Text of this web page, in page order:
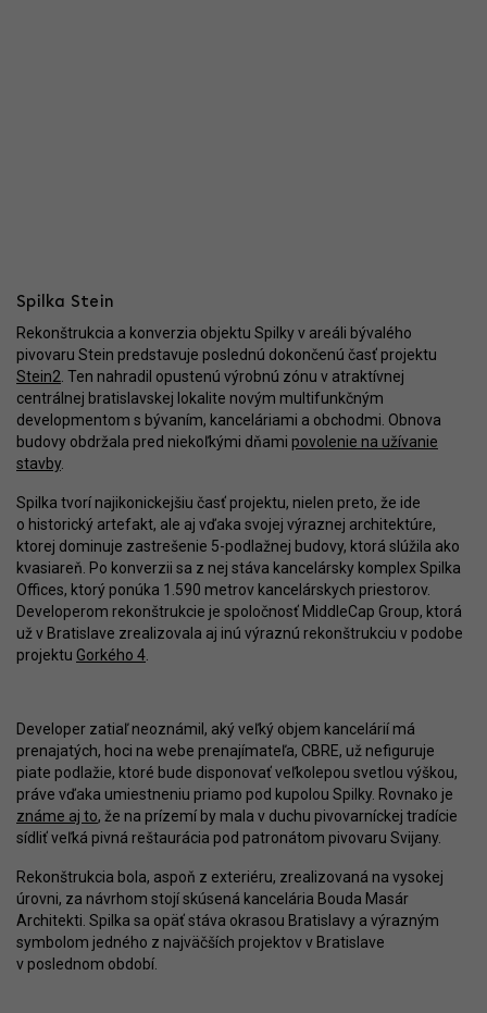
Spilka Stein
Rekonštrukcia a konverzia objektu Spilky v areáli bývalého
pivovaru Stein predstavuje poslednú dokončenú časť projektu
Stein2 . Ten nahradil opustenú výrobnú zónu v atraktívnej
centrálnej bratislavskej lokalite novým multifunkčným
developmentom s bývaním, kanceláriami a obchodmi. Obnova
budovy obdržala pred niekoľkými dňami povolenie na užívanie
stavby.
Spilka tvorí najikonickejšiu časť projektu, nielen preto, že ide
o historický artefakt, ale aj vďaka svojej výraznej architektúre,
ktorej dominuje zastrešenie 5-podlažnej budovy, ktorá slúžila ako
kvasiareň. Po konverzii sa z nej stáva kancelársky komplex Spilka
Offices, ktorý ponúka 1.590 metrov kancelárskych priestorov.
Developerom rekonštrukcie je spoločnosť MiddleCap Group, ktorá
už v Bratislave zrealizovala aj inú výraznú rekonštrukciu v podobe
projektu Gorkého 4
Developer zatiaľ neoznámil, aký veľký objem kancelárií má
prenajatých, hoci na webe prenajímateľa, CBRE, už nefiguruje
piate podlažie, ktoré bude disponovať veľkolepou svetlou výškou,
práve vďaka umiestneniu priamo pod kupolou Spilky. Rovnako je
známe aj to, že na prízemí by mala v duchu pivovarníckej tradície
sídliť veľká pivná reštaurácia pod patronátom pivovaru Svijany.
Rekonštrukcia bola, aspoň z exteriéru, zrealizovaná na vysokej
úrovni, za návrhom stojí skúsená kancelária Bouda Masár
Architekti. Spilka sa opäť stáva okrasou Bratislavy a výrazným
symbolom jedného z najväčších projektov v Bratislave
v poslednom období.